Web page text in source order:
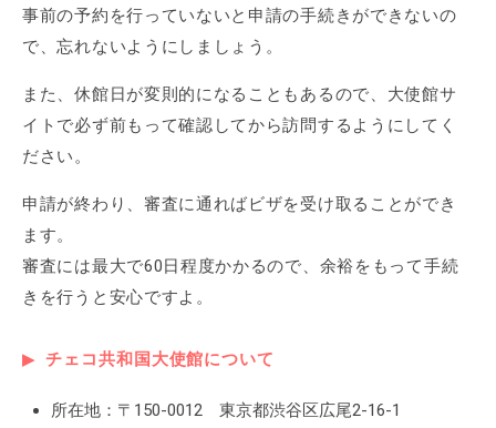
事前の予約を行っていないと申請の手続きができないの
で、忘れないようにしましょう。
また、休館日が変則的になることもあるので、大使館サ
イトで必ず前もって確認してから訪問するようにしてく
ださい。
申請が終わり、審査に通ればビザを受け取ることができ
ます。
審査には最大で60日程度かかるので、余裕をもって手続
きを行うと安心ですよ。
チェコ共和国大使館について
所在地：〒150-0012 東京都渋谷区広尾2-16-1